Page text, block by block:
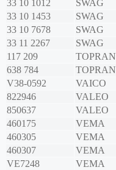
33 10 1012
SWAG
33 10 1453
SWAG
33 10 7678
SWAG
33 11 2267
SWAG
117 209
TOPRAN
638 784
TOPRAN
V38-0592
VAICO
822946
VALEO
850637
VALEO
460175
VEMA
460305
VEMA
460307
VEMA
VE7248
VEMA